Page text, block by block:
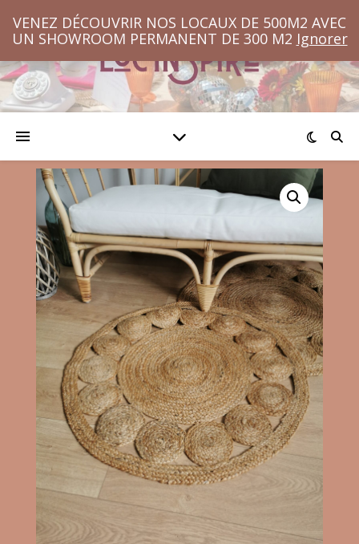
VENEZ DÉCOUVRIR NOS LOCAUX DE 500M2 AVEC
UN SHOWROOM PERMANENT DE 300 M2 Ignorer